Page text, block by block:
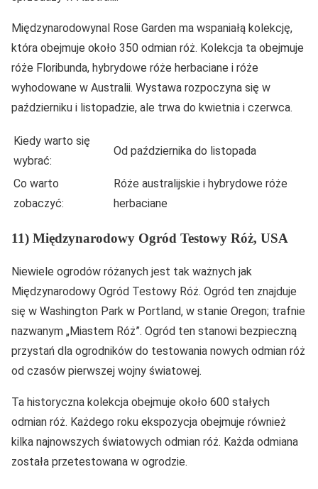
Międzynarodowynal Rose Garden ma wspaniałą kolekcję,
która obejmuje około 350 odmian róż. Kolekcja ta obejmuje
róże Floribunda, hybrydowe róże herbaciane i róże
wyhodowane w Australii. Wystawa rozpoczyna się w
październiku i listopadzie, ale trwa do kwietnia i czerwca.
Kiedy warto się
wybrać:
Od października do listopada
Co warto
zobaczyć:
Róże australijskie i hybrydowe róże
herbaciane
11) Międzynarodowy Ogród Testowy Róż, USA
Niewiele ogrodów różanych jest tak ważnych jak
Międzynarodowy Ogród Testowy Róż. Ogród ten znajduje
się w Washington Park w Portland, w stanie Oregon; trafnie
nazwanym „Miastem Róż”. Ogród ten stanowi bezpieczną
przystań dla ogrodników do testowania nowych odmian róż
od czasów pierwszej wojny światowej.
Ta historyczna kolekcja obejmuje około 600 stałych
odmian róż. Każdego roku ekspozycja obejmuje również
kilka najnowszych światowych odmian róż. Każda odmiana
została przetestowana w ogrodzie.